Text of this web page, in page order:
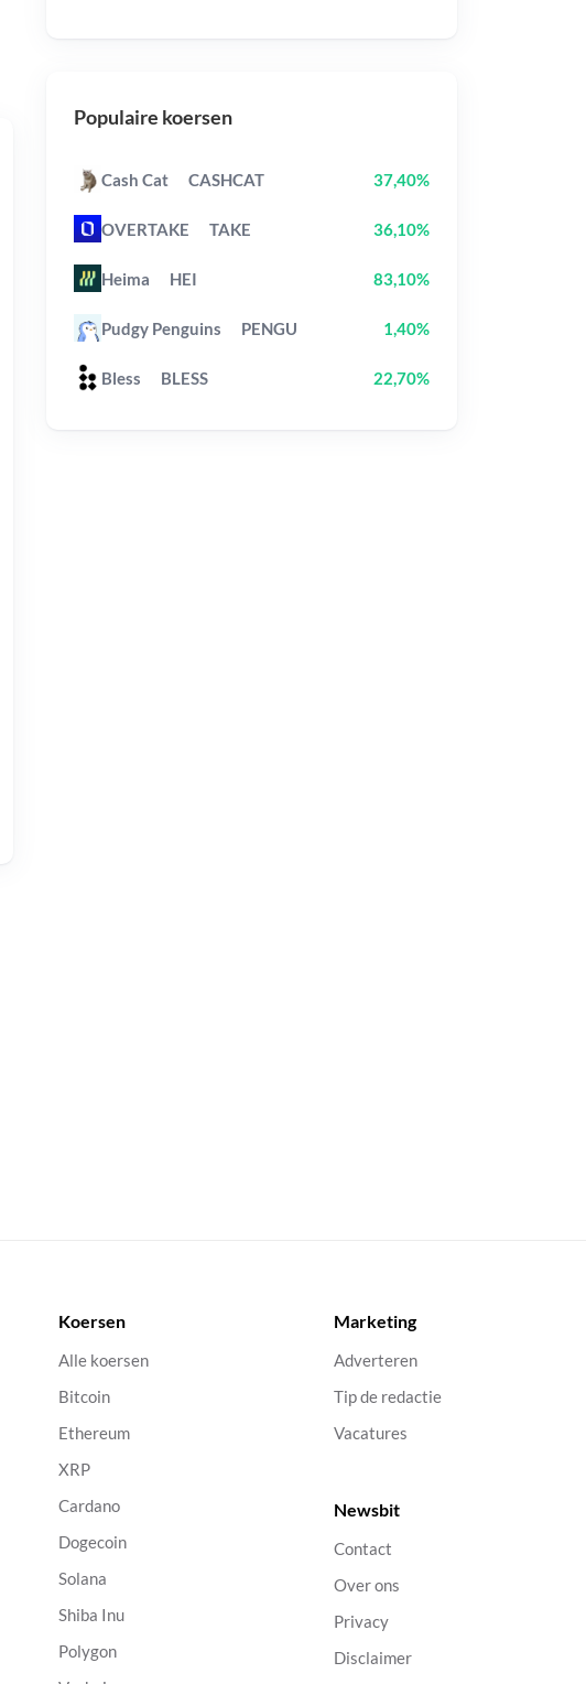
Populaire koersen
Cash Cat CASHCAT 37,40%
OVERTAKE TAKE 36,10%
Heima HEI 83,10%
Pudgy Penguins PENGU 1,40%
Bless BLESS 22,70%
Koersen
Alle koersen
Bitcoin
Ethereum
XRP
Cardano
Dogecoin
Solana
Shiba Inu
Polygon
Marketing
Adverteren
Tip de redactie
Vacatures
Newsbit
Contact
Over ons
Privacy
Disclaimer